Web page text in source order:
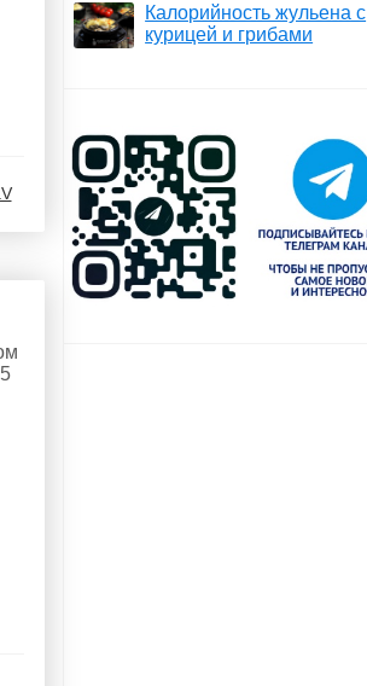
Калорийность жульена с
курицей и грибами